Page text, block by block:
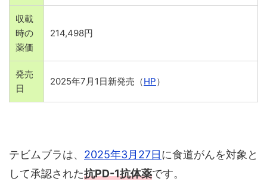
収載
時の
薬価
214,498円
発売
日
2025年7月1日新発売（HP）
テビムブラは、 2025年3月27日に食道がんを対象と
して承認された抗PD-1抗体薬です。